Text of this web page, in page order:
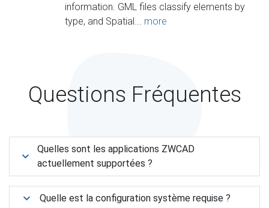
information. GML files classify elements by
type, and Spatial... more
Questions Fréquentes
Quelles sont les applications ZWCAD
actuellement supportées ?
Quelle est la configuration système requise ?